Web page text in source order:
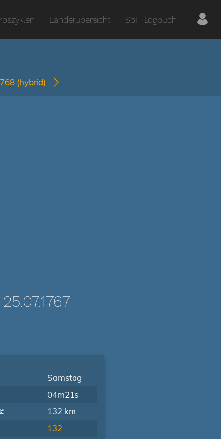
Länderübersicht SoFi Logbuch
(hybrid)
Samstag
04m21s
132 km
132